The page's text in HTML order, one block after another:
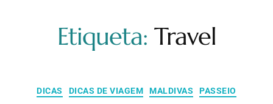
Etiqueta: Travel
DICAS DICAS DE VIAGEM MALDIVAS PASSEIO